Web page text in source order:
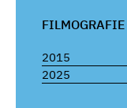
FILMOGRAFIE
2015
2025